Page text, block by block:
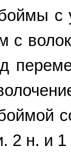
с
с
2 н. и